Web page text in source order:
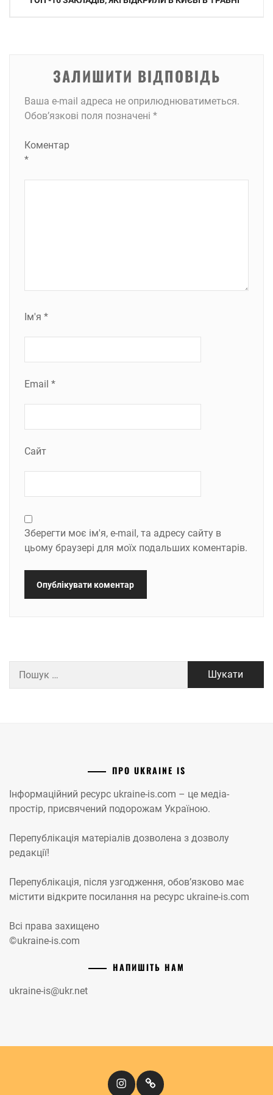
ЗАЛИШИТИ ВІДПОВІДЬ
Ваша e-mail адреса не оприлюднюватиметься.
Обов’язкові поля позначені *
Коментар
*
Ім'я *
Email *
Сайт
Зберегти моє ім'я, e-mail, та адресу сайту в
цьому браузері для моїх подальших коментарів.
ПРО UKRAINE IS
Інформаційний ресурс ukraine-is.com – це медіа-
простір, присвячений подорожам Україною.
Перепублікація матеріалів дозволена з дозволу
редакції!
Перепублікація, після узгодження, обов’язково має
містити відкрите посилання на ресурс ukraine-is.com
Всі права захищено
©ukraine-is.com
НАПИШІТЬ НАМ
ukraine-is@ukr.net
InstagramКіномандри